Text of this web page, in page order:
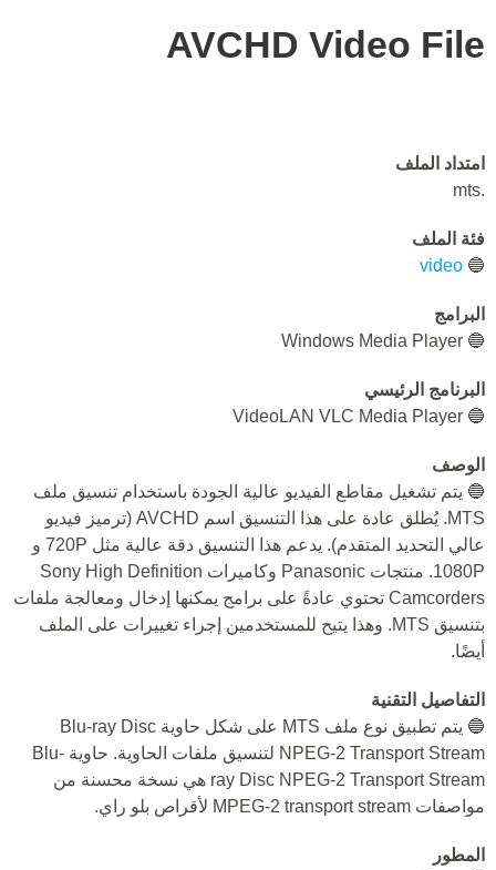
AVCHD Video File
امتداد الملف
.mts
فئة الملف
🔵
video
البرامج
🔵 Windows Media Player
البرنامج الرئيسي
🔵 VideoLAN VLC Media Player
الوصف
🔵 يتم تشغيل مقاطع الفيديو عالية الجودة باستخدام تنسيق ملف
MTS. يُطلق عادة على هذا التنسيق اسم AVCHD (ترميز فيديو
عالي التحديد المتقدم). يدعم هذا التنسيق دقة عالية مثل 720P و
1080P. منتجات Panasonic وكاميرات Sony High Definition
Camcorders تحتوي عادةً على برامج يمكنها إدخال ومعالجة ملفات
بتنسيق MTS. وهذا يتيح للمستخدمين إجراء تغييرات على الملف
أيضًا.
التفاصيل التقنية
🔵 يتم تطبيق نوع ملف MTS على شكل حاوية Blu-ray Disc
NPEG-2 Transport Stream لتنسيق ملفات الحاوية. حاوية Blu-
ray Disc NPEG-2 Transport Stream هي نسخة محسنة من
مواصفات MPEG-2 transport stream لأقراص بلو راي.
المطور